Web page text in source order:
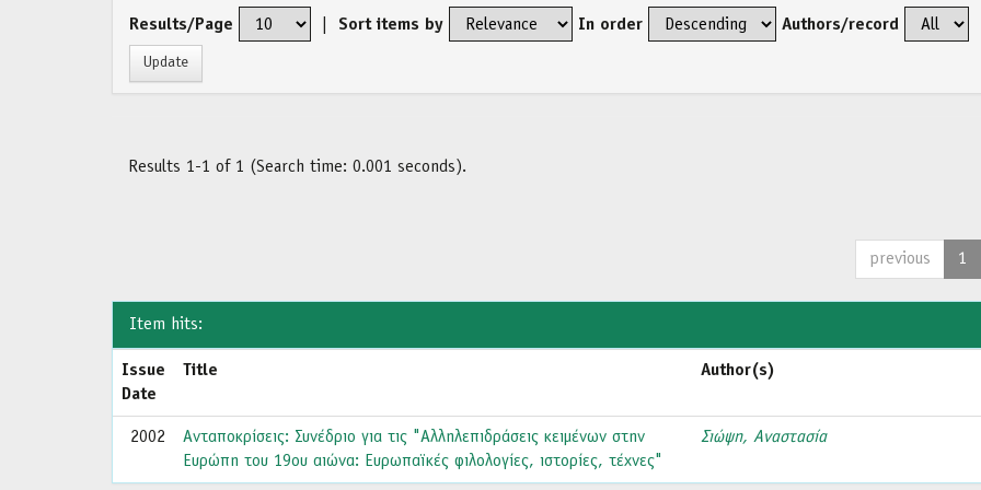
Results/Page Sort items by In order Authors/record
Results 1-1 of 1 (Search time: 0.001 seconds).
previous 1
Item hits:
Issue
Date
Title Author(s)
2002
Ανταποκρίσεις: Συνέδριο για τις "Αλληλεπιδράσεις κειμένων στην
Ευρώπη του 19ου αιώνα: Ευρωπαϊκές φιλολογίες, ιστορίες, τέχνες"
Σιώψη, Αναστασία